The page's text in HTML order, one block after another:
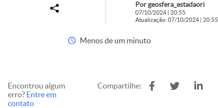
Por geosfera_estadaori
07/10/2024 | 20:55
Atualização: 07/10/2024 | 20:55
Menos de um minuto
Encontrou algum
erro? Entre em
contato
Compartilhe: